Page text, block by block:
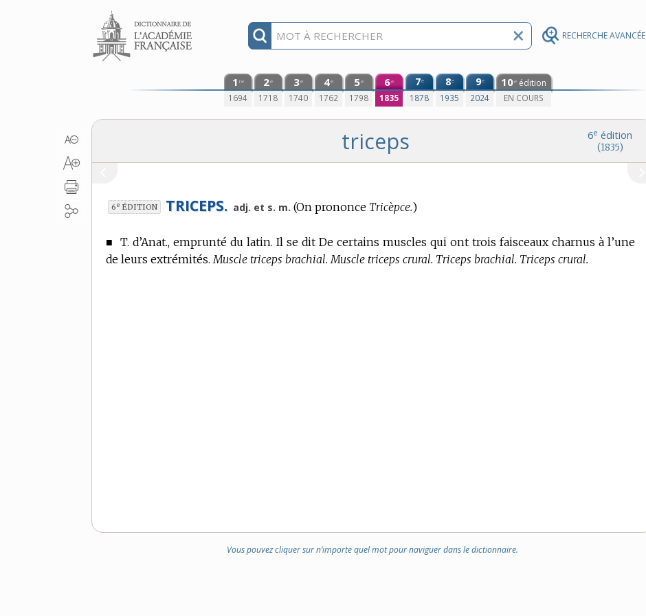
RECHERCHE AVANCÉE
Aller au contenu
1 re
1694
2e
1718
3e
1740
4e
1762
5e
1798
6e
1835
7e
1878
8e
1935
9e
2024
10e édition
EN COURS
6e édition
(1835)
triceps
6e ÉDITION TRICEPS. adj. et s. m. (On prononce Tricèpce.)
■T. d’Anat., emprunté du latin. Il se dit De certains muscles qui ont trois faisceaux charnus à l’une
de leurs extrémités. Muscle triceps brachial. Muscle triceps crural. Triceps brachial. Triceps crural.
Vous pouvez cliquer sur n’importe quel mot pour naviguer dans le dictionnaire.